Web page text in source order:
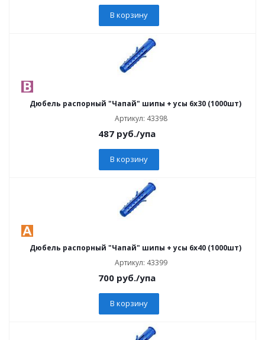
В корзину
Дюбель распорный "Чапай" шипы + усы 6х30 (1000шт)
Артикул: 43398
487руб./упа
В корзину
Дюбель распорный "Чапай" шипы + усы 6х40 (1000шт)
Артикул: 43399
700руб./упа
В корзину